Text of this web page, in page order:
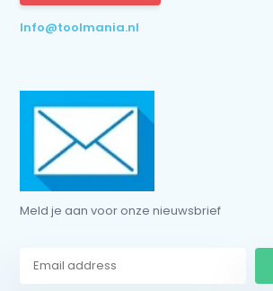
Info@toolmania.nl
Meld je aan voor onze nieuwsbrief
* Read legal restrictions here